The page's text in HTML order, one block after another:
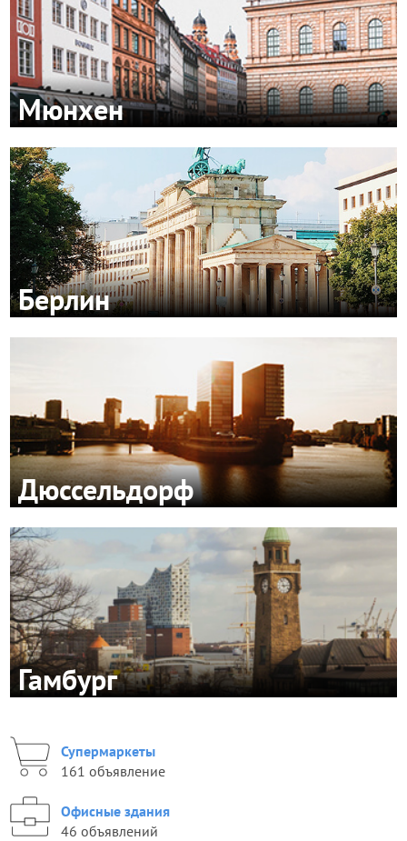
Мюнхен
Берлин
Дюссельдорф
Гамбург
Супермаркеты
161 объявление
Офисные здания
46 объявлений